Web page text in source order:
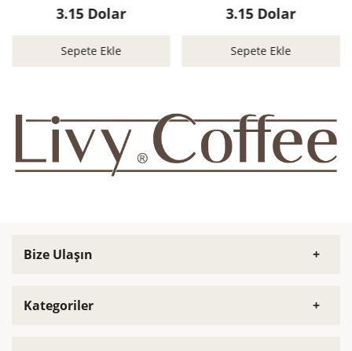
3.15 Dolar
Sepete Ekle
3.15 Dolar
Sepete Ekle
Bize Ulaşın
Müşteri Hizmetleri
Kategoriler
Зерновой кофе